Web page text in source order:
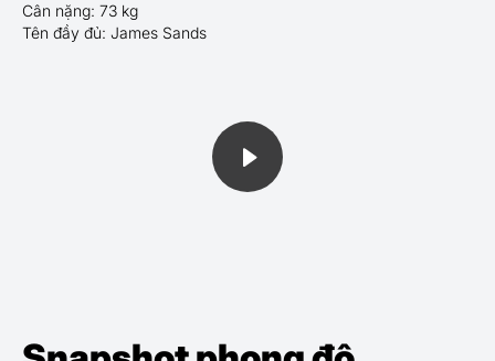
Cân nặng: 73 kg
Tên đầy đủ: James Sands